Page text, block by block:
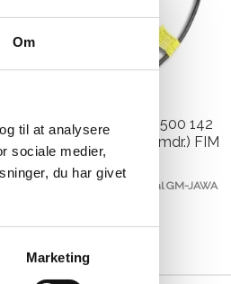
Om
til at analysere
sociale medier,
du har givet
Marketing
PVL Tændspole 500 142
Digital (13.500 Omdr.) FIM
Godkendt
PVL Coil 500 142 digital GM-JAWA
kr.1.599,00